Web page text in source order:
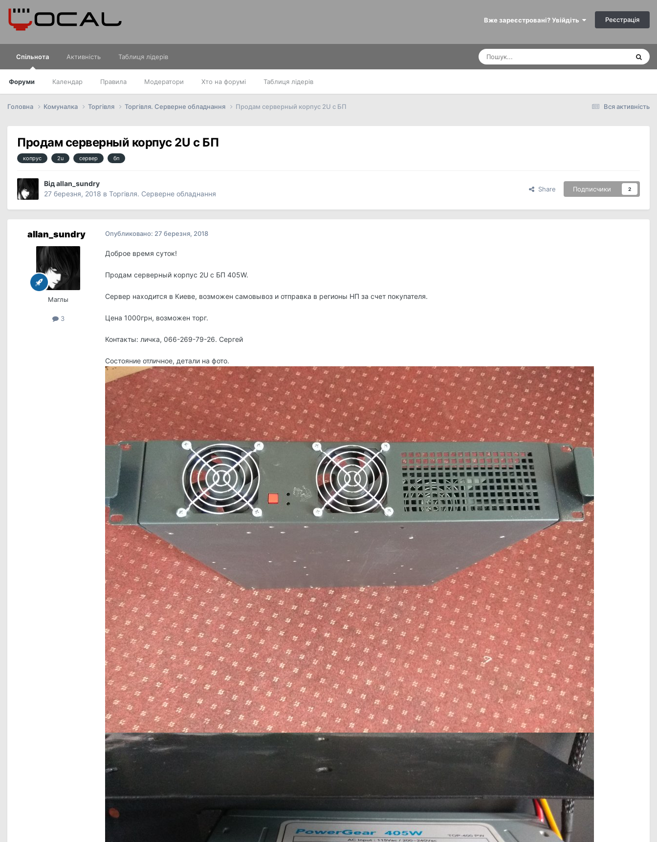
Вже зареєстровані? Увійдіть Реєстрація
Спільнота
Форуми Календар Правила Модератори Хто на форумі Таблиця лідерів
Активність Таблиця лідерів
Вся активність
Головна Комуналка Торгівля Торгівля. Серверне обладнання Продам серверный корпус 2U c БП
Продам серверный корпус 2U c БП
копрус 2u сервер бп
Відallan_sundry
27 березня, 2018 в Торгівля. Серверне обладнання
Share Подписчики 2
allan_sundry
Маглы
3
Опубликовано: 27 березня, 2018
Доброе время суток!
Продам серверный корпус 2U c БП 405W.
Сервер находится в Киеве, возможен самовывоз и отправка в регионы НП за счет покупателя.
Цена 1000грн, возможен торг.
Контакты: личка, 066-269-79-26. Сергей
Состояние отличное, детали на фото.